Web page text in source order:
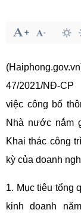
47/2021/NĐ-
việc công bố
Nhà nước nắm
Khai thác công
kỳ của doanh
1. Mục tiêu tổng
kinh doanh